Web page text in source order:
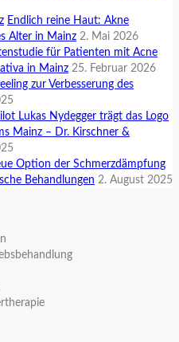
Endlich reine Haut: Akne
Alter in Mainz 2. Mai 2026
für Patienten mit Acne
in Mainz 25. Februar 2026
zur Verbesserung des
Lukas Nydegger trägt das Logo
Mainz – Dr. Kirschner &
Option der Schmerzdämpfung
Behandlungen 2. August 2025